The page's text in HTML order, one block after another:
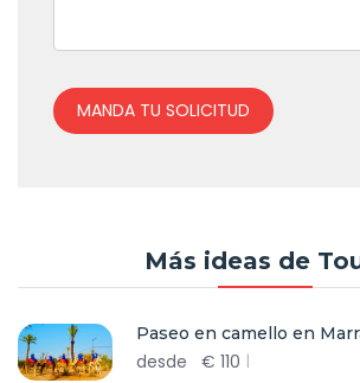
MANDA TU SOLICITUD
Más ideas de
Paseo en camello en
desde € 110